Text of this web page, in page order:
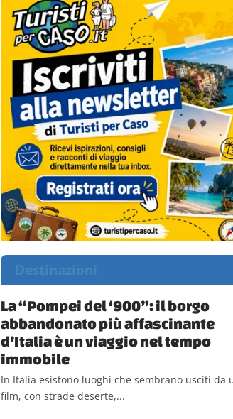
Destinazioni
La “Pompei del ‘900”: il borgo
abbandonato più affascinante
d’Italia è un viaggio nel tempo
immobile
In Italia esistono luoghi che sembrano usciti da
film, con strade deserte,...